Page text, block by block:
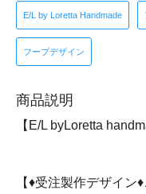
E/L by Loretta Handmade
フープデザイン
商品説明
【E/L byLoretta
【♦受注製作デザイ